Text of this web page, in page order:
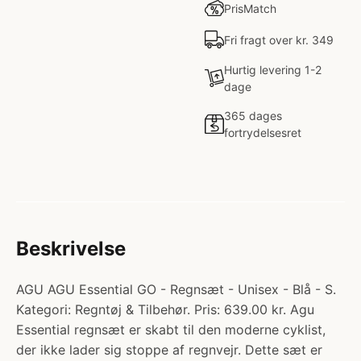
PrisMatch
Fri fragt over kr. 349
Hurtig levering 1-2
dage
365 dages
fortrydelsesret
Beskrivelse
AGU AGU Essential GO - Regnsæt - Unisex - Blå - S.
Kategori: Regntøj & Tilbehør. Pris: 639.00 kr. Agu
Essential regnsæt er skabt til den moderne cyklist,
der ikke lader sig stoppe af regnvejr. Dette sæt er